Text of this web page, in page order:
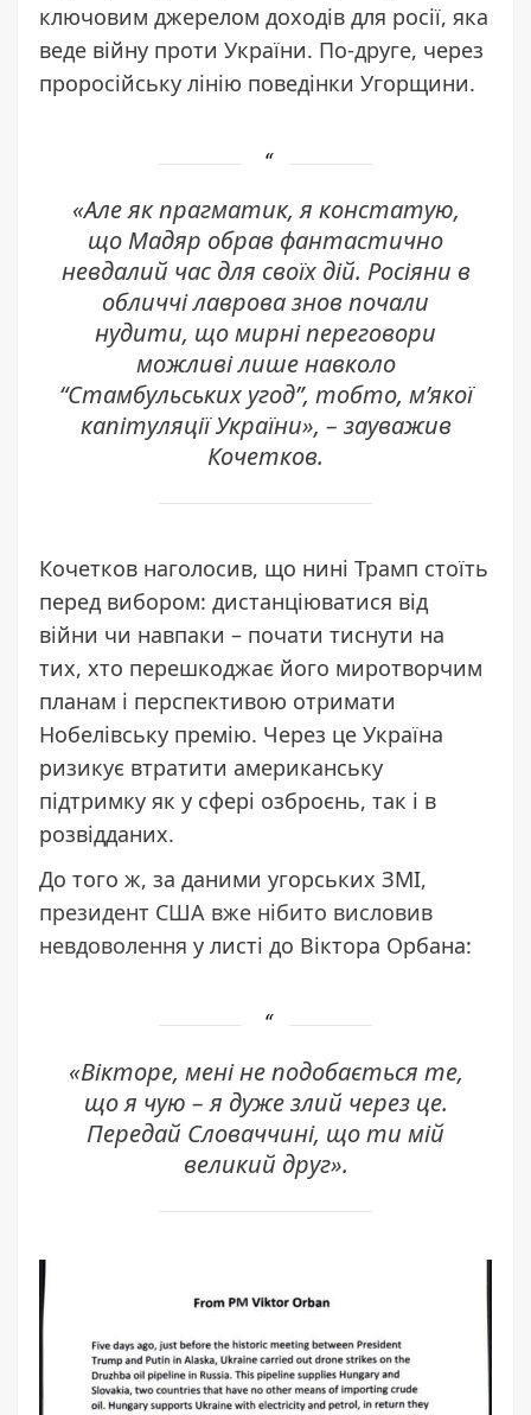
ключовим джерелом доходів для росії, яка
веде війну проти України. По-друге, через
проросійську лінію поведінки Угорщини.
«Але як прагматик, я констатую,
що Мадяр обрав фантастично
невдалий час для своїх дій. Росіяни в
обличчі лаврова знов почали
нудити, що мирні переговори
можливі лише навколо
“Стамбульських угод”, тобто, м’якої
капітуляції України», – зауважив
Кочетков.
Кочетков наголосив, що нині Трамп стоїть
перед вибором: дистанціюватися від
війни чи навпаки – почати тиснути на
тих, хто перешкоджає його миротворчим
планам і перспективою отримати
Нобелівську премію. Через це Україна
ризикує втратити американську
підтримку як у сфері озброєнь, так і в
розвідданих.
До того ж, за даними угорських ЗМІ,
президент США вже нібито висловив
невдоволення у листі до Віктора Орбана:
«Вікторе, мені не подобається те,
що я чую –я дуже злий через це.
Передай Словаччині, що ти мій
великий друг».